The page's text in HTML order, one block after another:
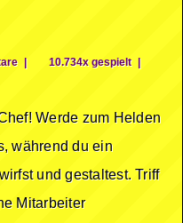
| 10.734x gespielt
|
Werde zum Helden
während du ein
und gestaltest. Triff
Mitarbeiter